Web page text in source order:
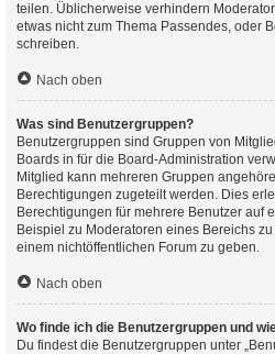
teilen. Üblicherweise verhindern
etwas nicht zum Thema Passendes, oder
schreiben.
Nach oben
Was sind Benutzergruppen?
Benutzergruppen sind Gruppen von
Boards in für die Board-Administration
Mitglied kann mehreren Gruppen
Berechtigungen zugeteilt werden. Dies
Berechtigungen für mehrere Benutzer auf
Beispiel zu Moderatoren eines Bereichs
einem nichtöffentlichen Forum zu geben.
Nach oben
Wo finde ich die Benutzergruppen und
Du findest die Benutzergruppen unter